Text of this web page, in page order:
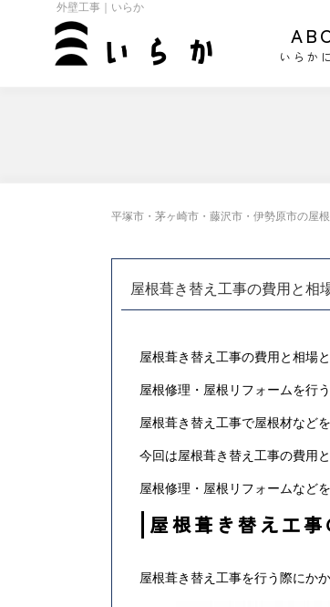
外壁工事｜いらか
いらか
平塚市・茅ヶ崎市・藤沢市・伊勢原市の屋
屋根葺き替え工事の費用と相
屋根葺き替え工事の費用と相場と
屋根修理・屋根リフォームを行
屋根葺き替え工事で屋根材など
今回は屋根葺き替え工事の費用
屋根修理・屋根リフォームなど
屋根葺き替え工
屋根葺き替え工事を行う際にか